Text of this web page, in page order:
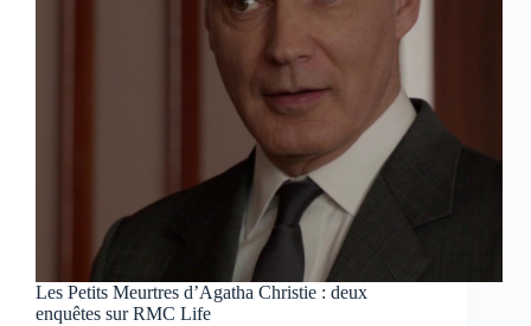
Les Petits Meurtres d’Agatha Christie : deux
enquêtes sur RMC Life